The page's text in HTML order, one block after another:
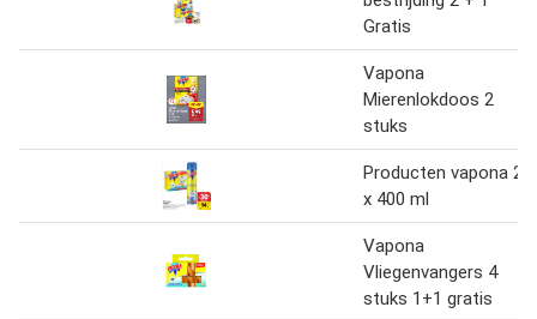
Gratis
Vapona
Mierenlokdoos 2
stuks
Producten vapona 2
x 400 ml
Vapona
Vliegenvangers 4
stuks 1+1 gratis